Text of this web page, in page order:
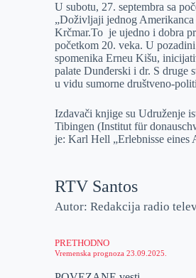
nA
p
p
l
U subotu, 27. septembra sa
„Doživlјaji jednog
Krčmar.To je ujedno i dobra
početkom 20. veka. U
spomenika Erneu Kišu,
palate Dunđerski i dr. S druge
u vidu sumorne društveno-
Izdavači knjige su Udruženje
Tibingen (Institut für
je: Karl Hell „Erlebnisse eines
RTV Santos
Autor: Redakcija radio
PRETHODNO
Vremenska prognoza 23.09.2025.